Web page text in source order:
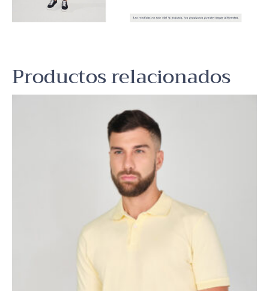
Productos relacionados